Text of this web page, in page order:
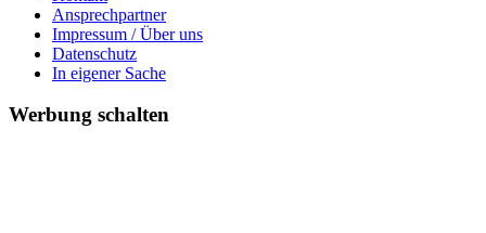
Ansprechpartner
Impressum / Über uns
Datenschutz
In eigener Sache
Werbung schalten